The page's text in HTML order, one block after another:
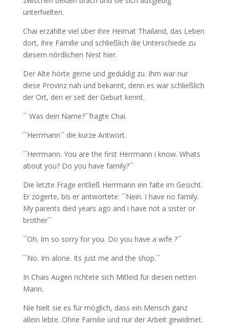
unterhielten.
Chai erzählte viel über ihre Heimat Thailand, das Leben
dort, ihre Familie und schließlich die Unterschiede zu
diesem nördlichen Nest hier.
Der Alte hörte gerne und geduldig zu. Ihm war nur
diese Provinz nah und bekannt, denn es war schließlich
der Ort, den er seit der Geburt kennt.
´´ Was dein Name?´´fragte Chai.
´´Herrmann´´ die kurze Antwort.
´´Herrmann. You are the first Herrmann i know. Whats
about you? Do you have family?´´
Die letzte Frage entließ Herrmann ein falte im Gesicht.
Er zögerte, bis er antwortete: ´´Nein. I have no family.
My parents died years ago and i have not a sister or
brother´´
´´Oh. Im so sorry for you. Do you have a wife ?´´
´´No. Im alone. Its just me and the shop.´´
In Chais Augen richtete sich Mitleid für diesen netten
Mann.
Nie hielt sie es für möglich, dass ein Mensch ganz
allein lebte. Ohne Familie und nur der Arbeit gewidmet.